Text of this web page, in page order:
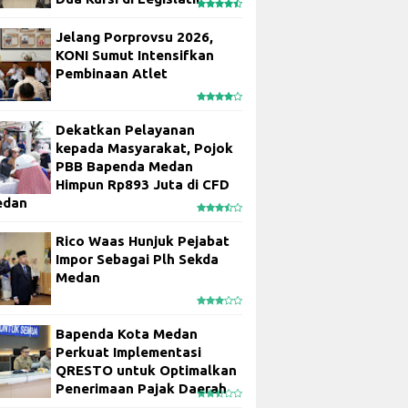
Jelang Porprovsu 2026,
KONI Sumut Intensifkan
Pembinaan Atlet
Dekatkan Pelayanan
kepada Masyarakat, Pojok
PBB Bapenda Medan
Himpun Rp893 Juta di CFD
Rico Waas Hunjuk Pejabat
Impor Sebagai Plh Sekda
Medan
Bapenda Kota Medan
Perkuat Implementasi
QRESTO untuk Optimalkan
Penerimaan Pajak Daerah